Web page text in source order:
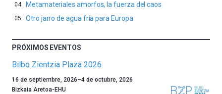
Metamateriales amorfos, la fuerza del caos
Otro jarro de agua fría para Europa
PRÓXIMOS EVENTOS
Bilbo Zientzia Plaza 2026
Un
año
16 de septiembre, 2026–4 de octubre, 2026
Bizkaia Aretoa-EHU